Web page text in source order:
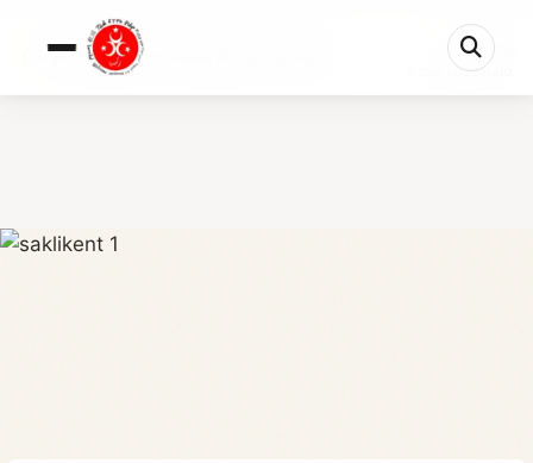
Wąwóz Saklıkent: Przewodnik 2026 (Ceny, Dojazd ...
5 min pozostało